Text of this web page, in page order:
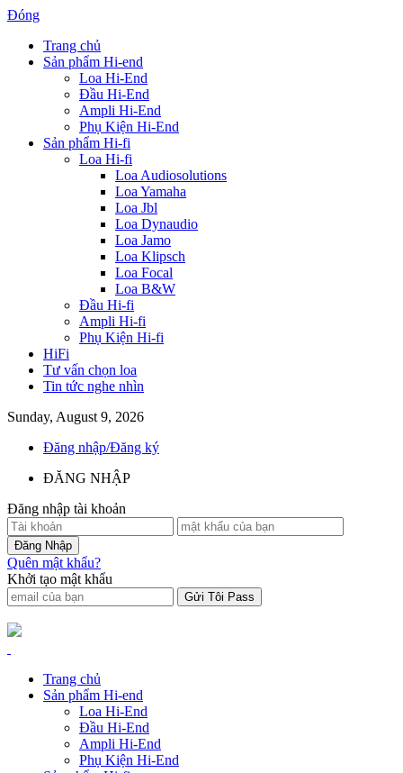
Đóng
Trang chủ
Sản phẩm Hi-end
Loa Hi-End
Đầu Hi-End
Ampli Hi-End
Phụ Kiện Hi-End
Sản phẩm Hi-fi
Loa Hi-fi
Loa Audiosolutions
Loa Yamaha
Loa Jbl
Loa Dynaudio
Loa Jamo
Loa Klipsch
Loa Focal
Loa B&W
Đầu Hi-fi
Ampli Hi-fi
Phụ Kiện Hi-fi
HiFi
Tư vấn chọn loa
Tin tức nghe nhìn
Sunday, August 9, 2026
Đăng nhập/Đăng ký
ĐĂNG NHẬP
Đăng nhập tài khoản
Quên mật khẩu?
Khởi tạo mật khẩu
Trang chủ
Sản phẩm Hi-end
Loa Hi-End
Đầu Hi-End
Ampli Hi-End
Phụ Kiện Hi-End